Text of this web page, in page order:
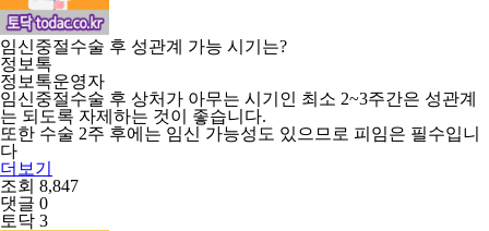
임신중절수술 후 성관계 가능 시기는?
정보톡
정보톡운영자
임신중절수술 후 상처가 아무는 시기인 최소 2~3주간은 성관계
는 되도록 자제하는 것이 좋습니다.
또한 수술 2주 후에는 임신 가능성도 있으므로 피임은 필수입니
다
더보기
조회 8,847
댓글 0
토닥 3